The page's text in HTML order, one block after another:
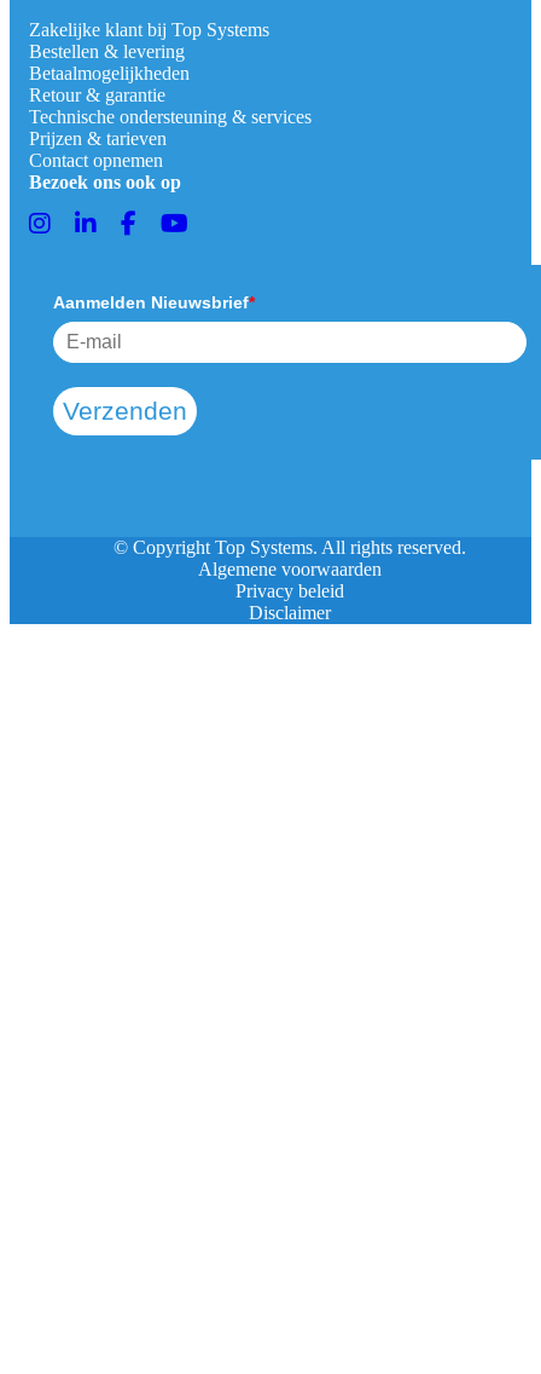
Zakelijke klant bij Top Systems
Bestellen & levering
Betaalmogelijkheden
Retour & garantie
Technische ondersteuning & services
Prijzen & tarieven
Contact opnemen
Bezoek ons ook op
Aanmelden Nieuwsbrief*
Verzenden
© Copyright Top Systems. All rights reserved.
Algemene voorwaarden
Privacy beleid
Disclaimer